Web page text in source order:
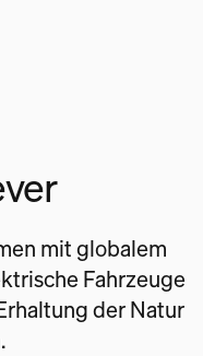
mit globalem
Fahrzeuge
der Natur